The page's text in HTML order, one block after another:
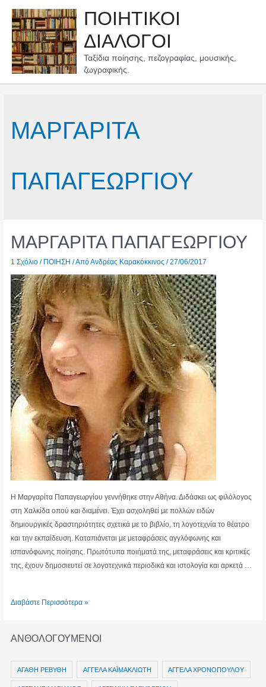
περιεχόμενο
ΠΟΙΗΤΙΚΟΙ
ΔΙΑΛΟΓΟΙ
Ταξίδια ποίησης, πεζογραφίας, μουσικής,
ζωγραφικής.
ΜΑΡΓΑΡΙΤΑ
ΠΑΠΑΓΕΩΡΓΙΟΥ
ΜΑΡΓΑΡΙΤΑ ΠΑΠΑΓΕΩΡΓΙΟΥ
1 Σχόλιο / ΠΟΙΗΣΗ / ΑπόΑνδρέας Καρακόκκινος /27/06/2017
Η Μαργαρίτα Παπαγεωργίου γεννήθηκε στην Αθήνα. Διδάσκει ως φιλόλογος
στη Χαλκίδα οπού και διαμένει. Έχει ασχοληθεί με πολλών ειδών
δημιουργικές δραστηριότητες σχετικά με το βιβλίο, τη λογοτεχνία το θέατρο
και την εκπαίδευση. Καταπιάνεται με μεταφράσεις αγγλόφωνης και
ισπανόφωνης ποίησης. Πρωτότυπα ποιήματά της, μεταφράσεις και κριτικές
της, έχουν δημοσιευτεί σε λογοτεχνικά περιοδικά και ιστολογία και αρκετά …
ΜΑΡΓΑΡΙΤΑ
Διαβάστε Περισσότερα »
ΑΝΘΟΛΟΓΟΥΜΕΝΟΙ
ΑΓΑΘΗ ΡΕΒΥΘΗ ΑΓΓΕΛΑ ΚΑΪΜΑΚΛΙΩΤΗ ΑΓΓΕΛΑ ΧΡΟΝΟΠΟΥΛΟΥ